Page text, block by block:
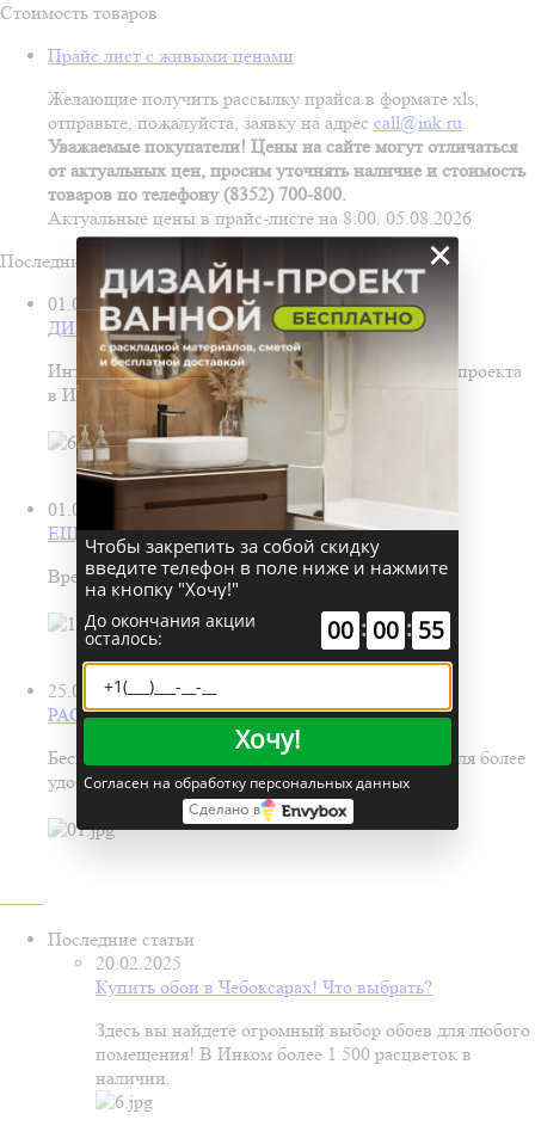
Стоимость товаров
Прайс лист с живыми ценами
Желающие получить рассылку прайса в формате xls,
отправьте, пожалуйста, заявку на адрес call@ink.ru.
Уважаемые покупатели! Цены на сайте могут отличаться
от актуальных цен, просим уточнять наличие и стоимость
товаров по телефону (8352) 700-800.
Актуальные цены в прайс-листе на 8:00. 05.08.2026
Последние новости
01.07.2026
ДИЗАЙН-ПРОЕКТ ВАННОЙ БЕСПЛАТНО!
Интерьер ванной в подарок — при заказе дизайн‑проекта
в Инком!
01.06.2026
ЕЩЕ БОЛЬШЕ ОБОЕВ В ИНКОМ!
Время обновить обои! В новом зале обоев Инком.
25.05.2026
РАСПИЛ МАТЕРИАЛОВ В ИНКОМ
Бесплатно нарежем купленные у нас материалы для более
удобной транспортировки и подъёма.
Последние статьи
20.02.2025
Купить обои в Чебоксарах! Что выбрать?
Здесь вы найдете огромный выбор обоев для любого
помещения! В Инком более 1 500 расцветок в
наличии.
×
Чтобы закрепить за собой скидку
введите телефон в поле ниже и нажмите
на кнопку "Хочу!"
До окончания акции
осталось: 00 : 00 : 55
Хочу!
Согласен на обработку персональных данных
Сделано в